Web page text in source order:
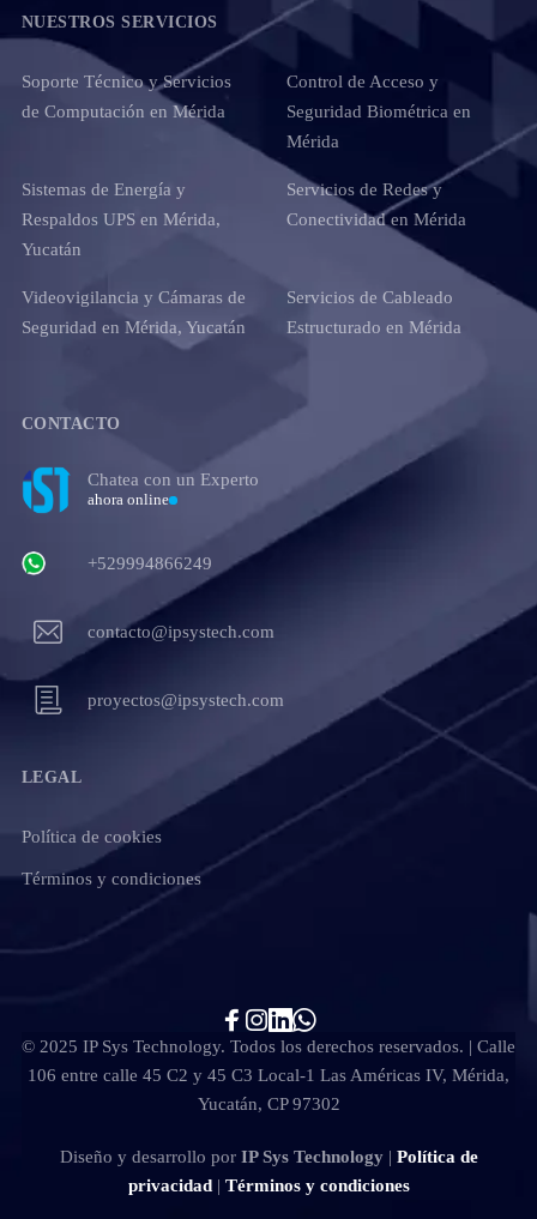
NUESTROS SERVICIOS
Soporte Técnico y Servicios
de Computación en Mérida
Control de Acceso y
Seguridad Biométrica en
Mérida
Sistemas de Energía y
Respaldos UPS en Mérida,
Yucatán
Servicios de Redes y
Conectividad en Mérida
Videovigilancia y Cámaras de
Seguridad en Mérida, Yucatán
Servicios de Cableado
Estructurado en Mérida
CONTACTO
Chatea con un Experto
ahora online
+529994866249
contacto@ipsystech.com
proyectos@ipsystech.com
LEGAL
Política de cookies
Términos y condiciones
© 2025 IP Sys Technology. Todos los derechos reservados. | Calle
106 entre calle 45 C2 y 45 C3 Local-1 Las Américas IV, Mérida,
Yucatán, CP 97302
Diseño y desarrollo por IP Sys Technology| Política de
privacidad| Términos y condiciones